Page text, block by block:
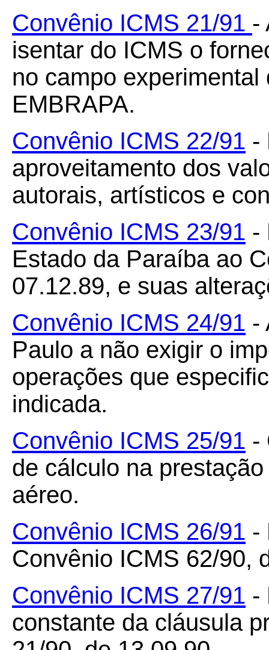
Convênio ICMS 21/91 -
isentar do ICMS o
no campo
EMBRAPA.
Convênio ICMS 22/91 -
aproveitamento dos
autorais, artísticos e
Convênio ICMS 23/91 -
Estado da Paraíba ao
07.12.89, e suas
Convênio ICMS 24/91 -
Paulo a não exigir o
operações que
indicada.
Convênio ICMS 25/91 -
de cálculo na
aéreo.
Convênio ICMS 26/91 -
Convênio ICMS 62/90,
Convênio ICMS 27/91 -
constante da cláusula